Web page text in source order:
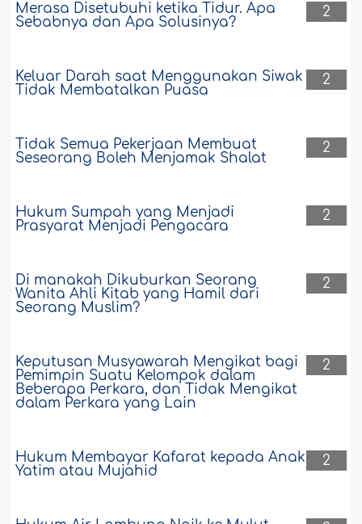
2
Merasa Disetubuhi ketika Tidur. Apa
Sebabnya dan Apa Solusinya?
2
Keluar Darah saat Menggunakan Siwak
Tidak Membatalkan Puasa
2
Tidak Semua Pekerjaan Membuat
Seseorang Boleh Menjamak Shalat
2
Hukum Sumpah yang Menjadi
Prasyarat Menjadi Pengacara
2
Di manakah Dikuburkan Seorang
Wanita Ahli Kitab yang Hamil dari
Seorang Muslim?
2
Keputusan Musyawarah Mengikat bagi
Pemimpin Suatu Kelompok dalam
Beberapa Perkara, dan Tidak Mengikat
dalam Perkara yang Lain
2
Hukum Membayar Kafarat kepada Anak
Yatim atau Mujahid